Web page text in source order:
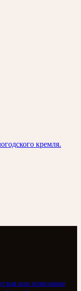
кремля.
или пожелание